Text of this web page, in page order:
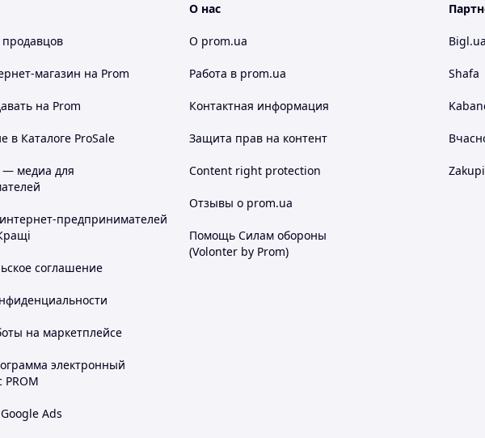
магазин на Prom
на Prom
в Каталоге ProSale
— медиа для
предпринимателей
соглашение
на маркетплейсе
электронный
PROM
Ads
О нас
О prom.ua
Работа в prom.ua
Контактная информация
Защита прав на контент
Content right protection
Отзывы о prom.ua
Помощь Силам обороны
(Volonter by Prom)
Bigl.ua
Shafa